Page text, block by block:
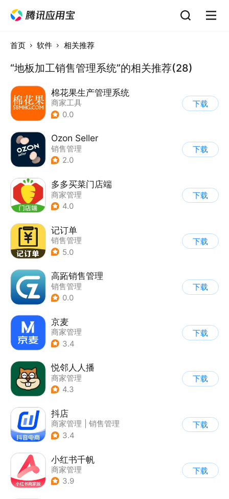
首页 软件 相关推荐
“地板加工销售管理系统”的相关推荐(28)
棉花果生产管理系统
商家工具
0.0
下载
Ozon Seller
销售管理
2.0
下载
多多买菜门店端
商家管理
4.0
下载
记订单
销售管理
5.0
下载
高跖销售管理
销售管理
0.0
下载
京麦
商家管理
3.4
下载
悦邻人人播
商家管理
4.3
下载
抖店
商家管理
销售管理
3.4
下载
小红书千帆
商家管理
3.9
下载